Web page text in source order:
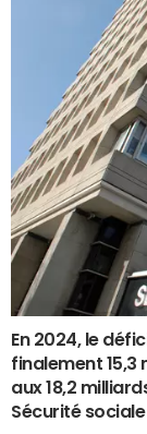
En 2024, le
finalement 15,3
aux 18,2
Sécurité